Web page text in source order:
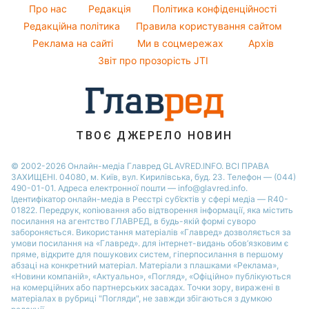
Новини Одеси
Новини Сум
Новини Черкаси
Пилова буря
Модні помилки
Новини моди
Поради від Андре Тана
Про нас Редакція
Політика конфіденційності
Редакційна політика
Правила користування сайтом
Реклама на сайті
Ми в соцмережах
Архів
Звіт про прозорість JTI
ТВОЄ ДЖЕРЕЛО НОВИН
© 2002-2026 Онлайн-медіа Главред GLAVRED.INFO. ВСІ ПРАВА
ЗАХИЩЕНІ. 04080, м. Київ, вул. Кирилівська, буд. 23. Телефон — (044)
490-01-01. Адреса електронної пошти — info@glavred.info.
Ідентифікатор онлайн-медіа в Реєстрі суб’єктів у сфері медіа — R40-
01822. Передрук, копіювання або відтворення інформації, яка містить
посилання на агентство ГЛАВРЕД, в будь-якій формi суворо
забороняється. Використання матеріалів «Главред» дозволяється за
умови посилання на «Главред». для інтернет-видань обов’язковим є
пряме, відкрите для пошукових систем, гіперпосилання в першому
абзаці на конкретний матеріал. Матеріали з плашками «Реклама»,
«Новини компаній», «Актуально», «Погляд», «Офіційно» публікуються
на комерційних або партнерських засадах. Точки зору, виражені в
матеріалах в рубриці "Погляди", не завжди збігаються з думкою